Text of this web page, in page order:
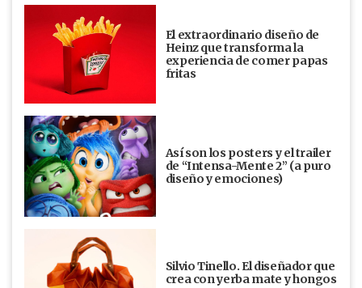
El extraordinario diseño de
Heinz que transforma la
experiencia de comer papas
fritas
Así son los posters y el trailer
de “Intensa-Mente 2” (a puro
diseño y emociones)
Silvio Tinello. El diseñador que
crea con yerba mate y hongos